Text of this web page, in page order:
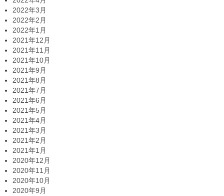
2022年3月
2022年2月
2022年1月
2021年12月
2021年11月
2021年10月
2021年9月
2021年8月
2021年7月
2021年6月
2021年5月
2021年4月
2021年3月
2021年2月
2021年1月
2020年12月
2020年11月
2020年10月
2020年9月